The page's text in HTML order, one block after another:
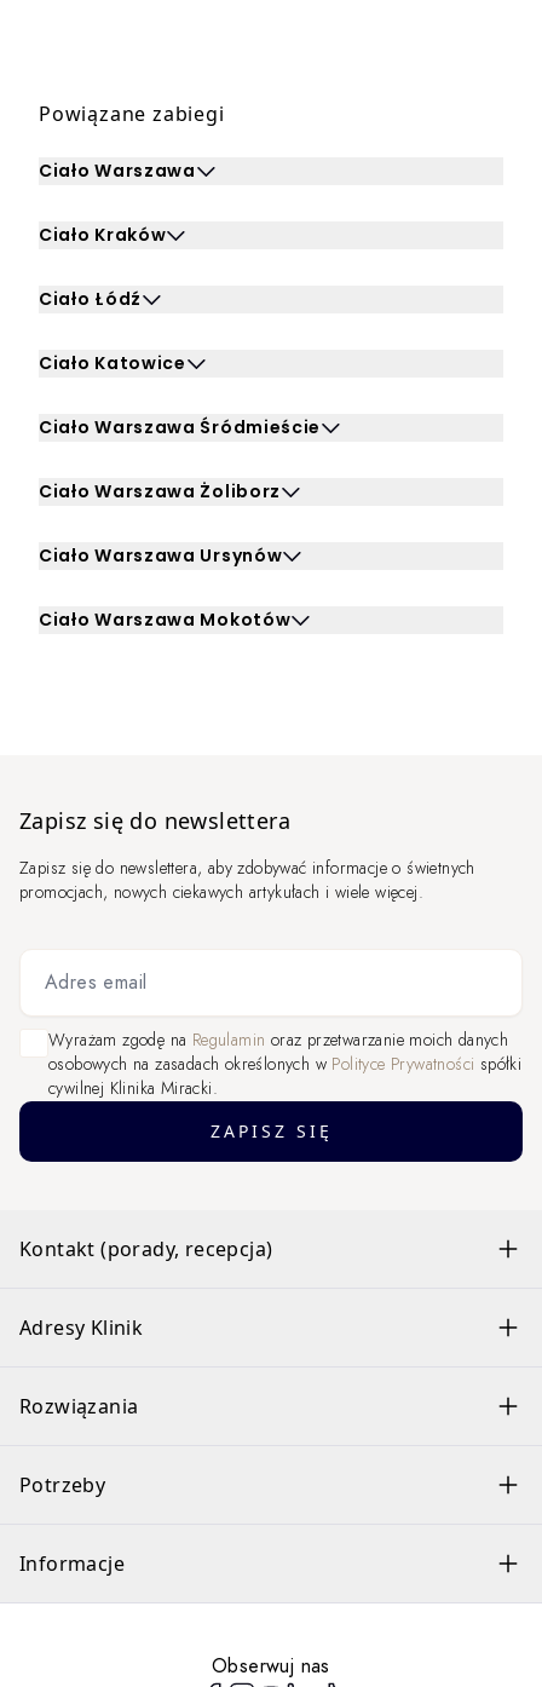
Powiązane zabiegi
Ciało Warszawa
Kliknij, aby rozwinąć i zobaczyć zabiegi dla Ciało
Ciało Kraków
Kliknij, aby rozwinąć i zobaczyć zabiegi dla Ciało Kraków
Ciało Łódź
Kliknij, aby rozwinąć i zobaczyć zabiegi dla Ciało Łódź
Ciało Katowice
Kliknij, aby rozwinąć i zobaczyć zabiegi dla Ciało
Ciało Warszawa Śródmieście
Kliknij, aby rozwinąć i zobaczyć zabiegi dla Ciało
Ciało Warszawa Żoliborz
Kliknij, aby rozwinąć i zobaczyć zabiegi dla Ciało
Ciało Warszawa Ursynów
Kliknij, aby rozwinąć i zobaczyć zabiegi dla Ciało
Ciało Warszawa Mokotów
Kliknij, aby rozwinąć i zobaczyć zabiegi dla Ciało
Zapisz się do newslettera
Zapisz się do newslettera, aby zdobywać informacje o świetnych
promocjach, nowych ciekawych artykułach i wiele więcej.
Adres email
Wyrażam zgodę na Regulamin oraz przetwarzanie moich danych
osobowych na zasadach określonych w Polityce Prywatności spółki
cywilnej Klinika Miracki.
ZAPISZ SIĘ
Kontakt (porady, recepcja)
Adresy Klinik
Rozwiązania
Potrzeby
Informacje
Obserwuj nas